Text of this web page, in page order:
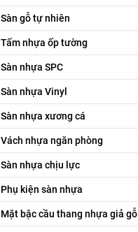
Sàn gỗ tự nhiên
Tấm nhựa ốp tường
Sàn nhựa SPC
Sàn nhựa Vinyl
Sàn nhựa xương cá
Vách nhựa ngăn phòng
Sàn nhựa chịu lực
Phụ kiện sàn nhựa
Mặt bậc cầu thang nhựa giả gỗ